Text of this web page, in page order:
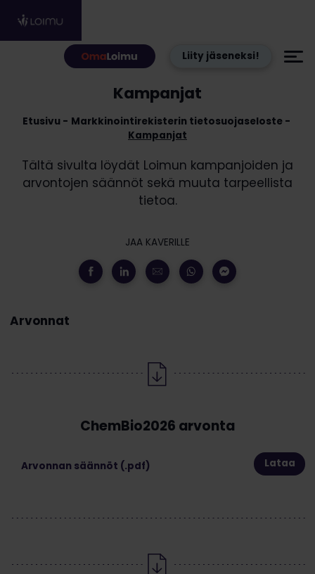
Liity jäseneksi!
Etusivu
Markkinointirekisterin tietosuojaseloste
Kampanjat
Kampanjat
Tältä sivulta löydät Loimun kampanjoiden ja
arvontojen säännöt sekä muuta tarpeellista
tietoa.
JAA KAVERILLE
Arvonnat
ChemBio2026 arvonta
Arvonnan säännöt (.pdf) Lataa